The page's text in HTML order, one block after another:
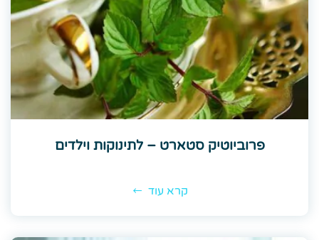
פרוביוטיק סטארט – לתינוקות וילדים
קרא עוד